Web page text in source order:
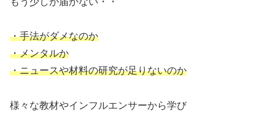
・手法がダメなのか
・メンタルか
・ニュースや材料の研究が足りないのか
様々な教材やインフルエンサーから学び